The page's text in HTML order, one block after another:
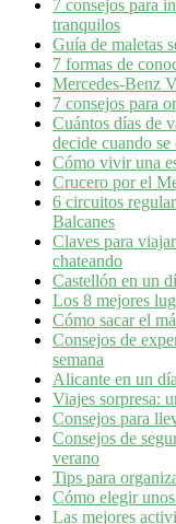
7 consejos para
tranquilos
Guía de maletas
7 formas de
Mercedes-Benz
7 consejos para
Cuántos días de
decide cuando se
Cómo vivir una
Crucero por el
6 circuitos
Balcanes
Claves para
chateando
Castellón en un
Los 8 mejores
Cómo sacar el
Consejos de
semana
Alicante en un
Viajes sorpresa:
Consejos para
Consejos de
verano
Tips para
Cómo elegir
Las mejores